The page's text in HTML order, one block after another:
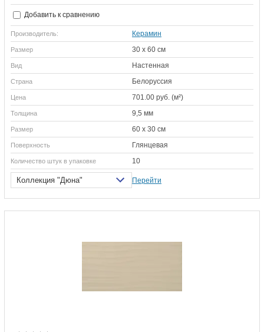
Добавить к сравнению
Производитель: Керамин
Размер 30 х 60 см
Вид Настенная
Страна Белоруссия
Цена 701.00 руб. (м²)
Толщина 9,5 мм
Размер 60 х 30 см
Поверхность Глянцевая
Количество штук в упаковке 10
Коллекция "Дюна" Перейти